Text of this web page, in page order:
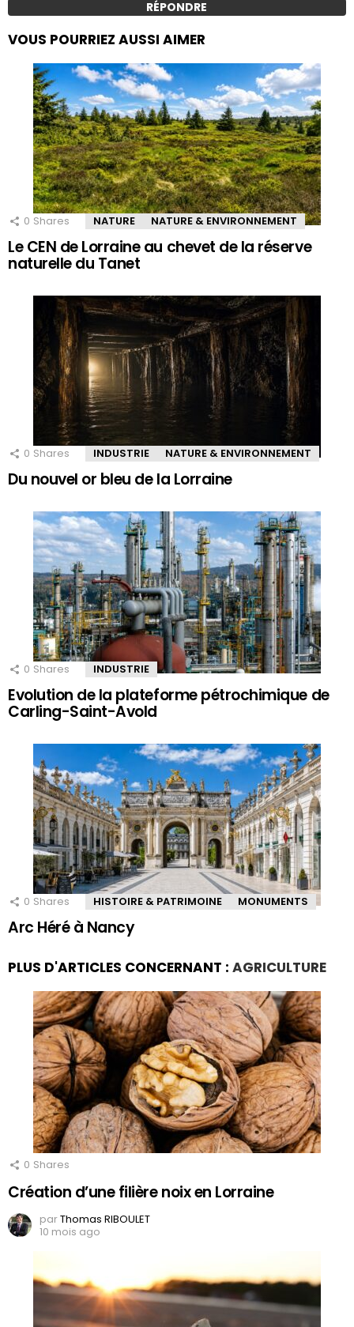
RÉPONDRE
VOUS POURRIEZ AUSSI AIMER
0 Shares NATURE NATURE & ENVIRONNEMENT
Le CEN de Lorraine au chevet de la réserve
naturelle du Tanet
0 Shares INDUSTRIE NATURE & ENVIRONNEMENT
Du nouvel or bleu de la Lorraine
0 Shares INDUSTRIE
Evolution de la plateforme pétrochimique de
Carling-Saint-Avold
0 Shares HISTOIRE & PATRIMOINE MONUMENTS
Arc Héré à Nancy
PLUS D'ARTICLES CONCERNANT : AGRICULTURE
0 Shares
Création d’une filière noix en Lorraine
parThomas RIBOULET
10 mois ago